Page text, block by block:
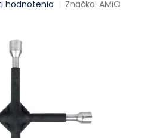
je 0,0 z 5 hviezdičiek.
hodnotenia Značka:AMiO